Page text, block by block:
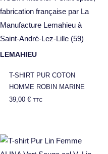
LEMAHIEU
T-SHIRT PUR COTON
HOMME ROBIN MARINE
39,00 € TTC